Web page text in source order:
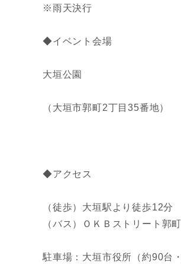
※雨天決行
◆イベント会場
大垣公園
（大垣市郭町2丁目35番地）
◆アクセス
（徒歩）大垣駅より徒歩12分
（バス）ＯＫＢストリート郭
駐車場：大垣市役所（約90台